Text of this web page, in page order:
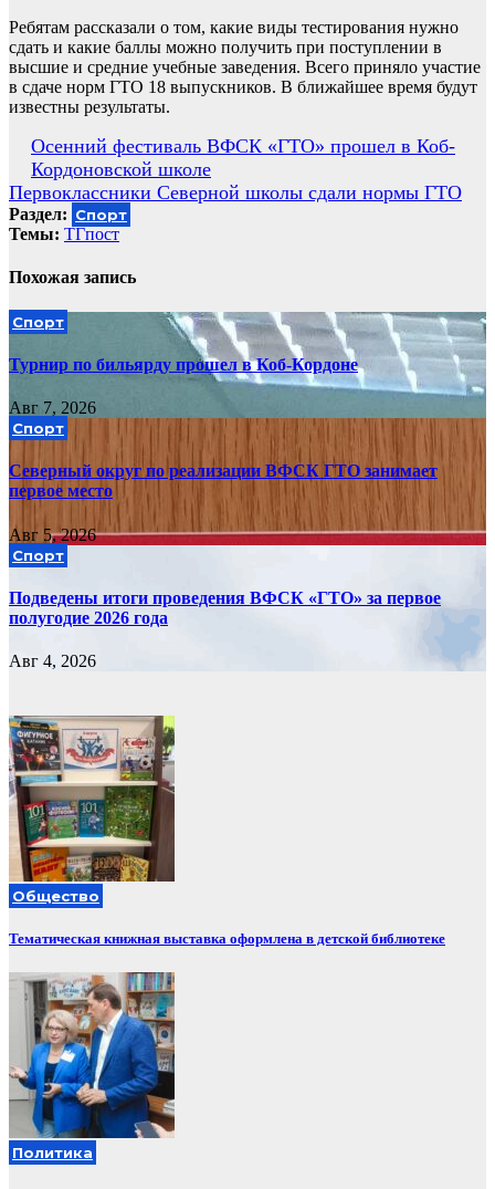
Ребятам рассказали о том, какие виды тестирования нужно
сдать и какие баллы можно получить при поступлении в
высшие и средние учебные заведения. Всего приняло участие
в сдаче норм ГТО 18 выпускников. В ближайшее время будут
известны результаты.
Навигация
по
записям
Осенний фестиваль ВФСК «ГТО» прошел в Коб-
Кордоновской школе
Первоклассники Северной школы сдали нормы ГТО
Раздел: Спорт
Темы: ТГпост
Похожая запись
Спорт
Турнир по бильярду прошел в Коб-Кордоне
Авг 7, 2026
Спорт
Северный округ по реализации ВФСК ГТО занимает
первое место
Авг 5, 2026
Спорт
Подведены итоги проведения ВФСК «ГТО» за первое
полугодие 2026 года
Авг 4, 2026
Общество
Тематическая книжная выставка оформлена в детской библиотеке
Политика